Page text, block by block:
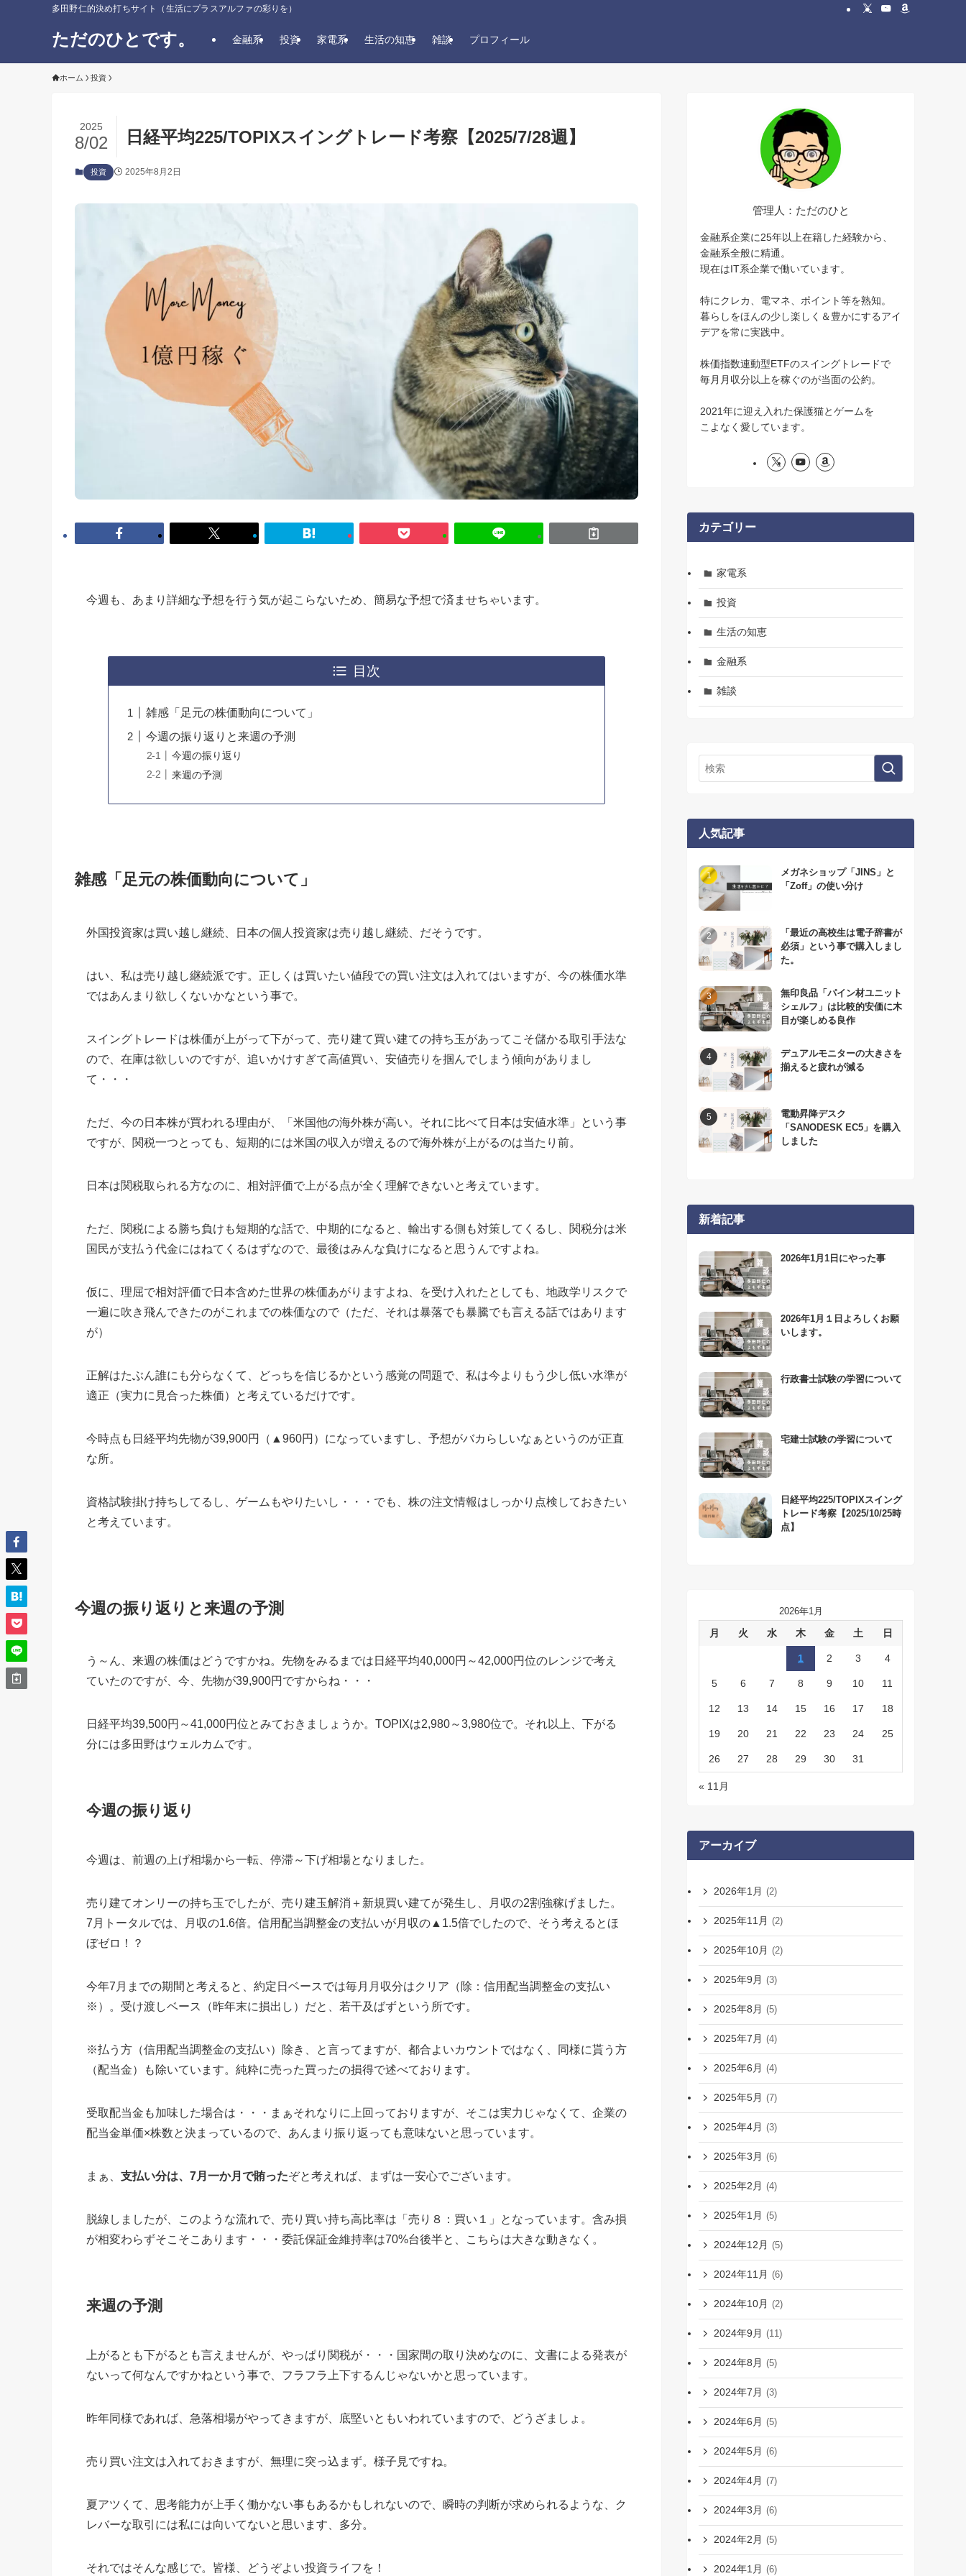
多田野仁的決め打ちサイト（生活にプラスアルファの彩りを）
ただのひとです。 金融系 投資 家電系 生活の知恵 雑談 プロフィール
ホーム 投資
日経平均225/TOPIXスイングトレード考察【2025/7/28週】
2025
8/02
投資 2025年8月2日
今週も、あまり詳細な予想を行う気が起こらないため、簡易な予想で済ませちゃいます。
目次
雑感「足元の株価動向について」
今週の振り返りと来週の予測
今週の振り返り
来週の予測
雑感「足元の株価動向について」
外国投資家は買い越し継続、日本の個人投資家は売り越し継続、だそうです。
はい、私は売り越し継続派です。正しくは買いたい値段での買い注文は入れてはいますが、今の株価水準
ではあんまり欲しくないかなという事で。
スイングトレードは株価が上がって下がって、売り建て買い建ての持ち玉があってこそ儲かる取引手法な
ので、在庫は欲しいのですが、追いかけすぎて高値買い、安値売りを掴んでしまう傾向がありまし
て・・・
ただ、今の日本株が買われる理由が、「米国他の海外株が高い。それに比べて日本は安値水準」という事
ですが、関税一つとっても、短期的には米国の収入が増えるので海外株が上がるのは当たり前。
日本は関税取られる方なのに、相対評価で上がる点が全く理解できないと考えています。
ただ、関税による勝ち負けも短期的な話で、中期的になると、輸出する側も対策してくるし、関税分は米
国民が支払う代金にはねてくるはずなので、最後はみんな負けになると思うんですよね。
仮に、理屈で相対評価で日本含めた世界の株価あがりますよね、を受け入れたとしても、地政学リスクで
一遍に吹き飛んできたのがこれまでの株価なので（ただ、それは暴落でも暴騰でも言える話ではあります
が）
正解はたぶん誰にも分らなくて、どっちを信じるかという感覚の問題で、私は今よりもう少し低い水準が
適正（実力に見合った株価）と考えているだけです。
今時点も日経平均先物が39,900円（▲960円）になっていますし、予想がバカらしいなぁというのが正直
な所。
資格試験掛け持ちしてるし、ゲームもやりたいし・・・でも、株の注文情報はしっかり点検しておきたい
と考えています。
今週の振り返りと来週の予測
う～ん、来週の株価はどうですかね。先物をみるまでは日経平均40,000円～42,000円位のレンジで考え
ていたのですが、今、先物が39,900円ですからね・・・
日経平均39,500円～41,000円位とみておきましょうか。TOPIXは2,980～3,980位で。それ以上、下がる
分には多田野はウェルカムです。
今週の振り返り
今週は、前週の上げ相場から一転、停滞～下げ相場となりました。
売り建てオンリーの持ち玉でしたが、売り建玉解消＋新規買い建てが発生し、月収の2割強稼げました。
7月トータルでは、月収の1.6倍。信用配当調整金の支払いが月収の▲1.5倍でしたので、そう考えるとほ
ぼゼロ！？
今年7月までの期間と考えると、約定日ベースでは毎月月収分はクリア（除：信用配当調整金の支払い
※）。受け渡しベース（昨年末に損出し）だと、若干及ばずという所です。
※払う方（信用配当調整金の支払い）除き、と言ってますが、都合よいカウントではなく、同様に貰う方
（配当金）も除いています。純粋に売った買ったの損得で述べております。
受取配当金も加味した場合は・・・まぁそれなりに上回っておりますが、そこは実力じゃなくて、企業の
配当金単価×株数と決まっているので、あんまり振り返っても意味ないと思っています。
まぁ、 支払い分は、7月一か月で賄ったぞと考えれば、まずは一安心でございます。
脱線しましたが、このような流れで、売り買い持ち高比率は「売り８：買い１」となっています。含み損
が相変わらずそこそこあります・・・委託保証金維持率は70%台後半と、こちらは大きな動きなく。
来週の予測
上がるとも下がるとも言えませんが、やっぱり関税が・・・国家間の取り決めなのに、文書による発表が
ないって何なんですかねという事で、フラフラ上下するんじゃないかと思っています。
昨年同様であれば、急落相場がやってきますが、底堅いともいわれていますので、どうざましょ。
売り買い注文は入れておきますが、無理に突っ込まず。様子見ですね。
夏アツくて、思考能力が上手く働かない事もあるかもしれないので、瞬時の判断が求められるような、ク
レバーな取引には私には向いてないと思います、多分。
それではそんな感じで。皆様、どうぞよい投資ライフを！
管理人：ただのひと
金融系企業に25年以上在籍した経験から、
金融系全般に精通。
現在はIT系企業で働いています。
特にクレカ、電マネ、ポイント等を熟知。
暮らしをほんの少し楽しく＆豊かにするアイ
デアを常に実践中。
株価指数連動型ETFのスイングトレードで
毎月月収分以上を稼ぐのが当面の公約。
2021年に迎え入れた保護猫とゲームを
こよなく愛しています。
カテゴリー
家電系
投資
生活の知恵
金融系
雑談
人気記事
メガネショップ「JINS」と
「Zoff」の使い分け
「最近の高校生は電子辞書が
必須」という事で購入しまし
た。
無印良品「パイン材ユニット
シェルフ」は比較的安価に木
目が楽しめる良作
デュアルモニターの大きさを
揃えると疲れが減る
電動昇降デスク
「SANODESK EC5」を購入
しました
新着記事
2026年1月1日にやった事
2026年1月１日よろしくお願
いします。
行政書士試験の学習について
宅建士試験の学習について
日経平均225/TOPIXスイング
トレード考察【2025/10/25時
点】
2026年1月
月 火 水 木 金 土 日
1 2 3 4
5 6 7 8 9 10 11
12 13 14 15 16 17 18
19 20 21 22 23 24 25
26 27 28 29 30 31
« 11月
アーカイブ
2026年1月 (2)
2025年11月 (2)
2025年10月 (2)
2025年9月 (3)
2025年8月 (5)
2025年7月 (4)
2025年6月 (4)
2025年5月 (7)
2025年4月 (3)
2025年3月 (6)
2025年2月 (4)
2025年1月 (5)
2024年12月 (5)
2024年11月 (6)
2024年10月 (2)
2024年9月 (11)
2024年8月 (5)
2024年7月 (3)
2024年6月 (5)
2024年5月 (6)
2024年4月 (7)
2024年3月 (6)
2024年2月 (5)
2024年1月 (6)